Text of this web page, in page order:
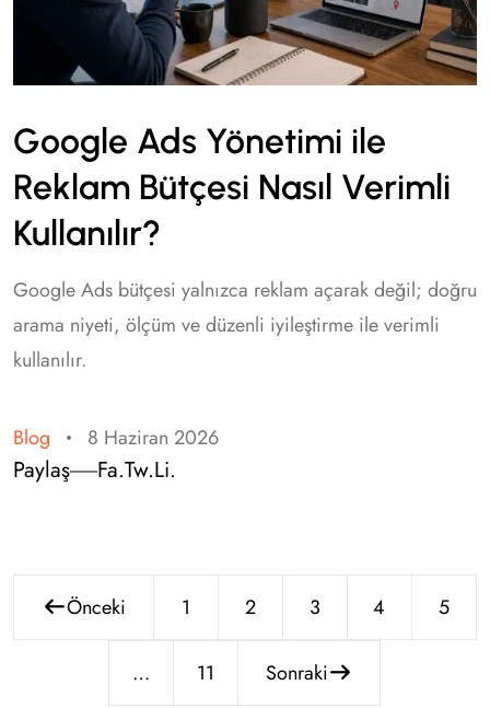
Google Ads Yönetimi ile
Reklam Bütçesi Nasıl Verimli
Kullanılır?
Google Ads bütçesi yalnızca reklam açarak değil; doğru
arama niyeti, ölçüm ve düzenli iyileştirme ile verimli
kullanılır.
Blog 8 Haziran 2026
Paylaş Fa.Tw.Li.
Önceki 1 2 3 4 5
… 11 Sonraki